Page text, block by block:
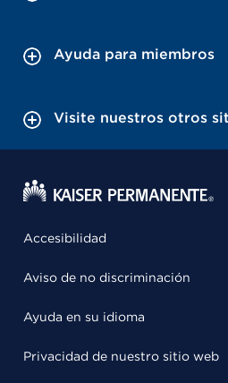
Ayuda para miembros
Visite nuestros otros
Accesibilidad
Aviso de no discriminación
Ayuda en su idioma
Privacidad de nuestro sitio web